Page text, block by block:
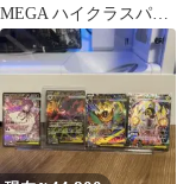
MEGA ハイクラスパッ
ク MEGAドリームex キ
ラ…